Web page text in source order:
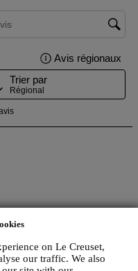
on Le Creuset,
our traffic. We also